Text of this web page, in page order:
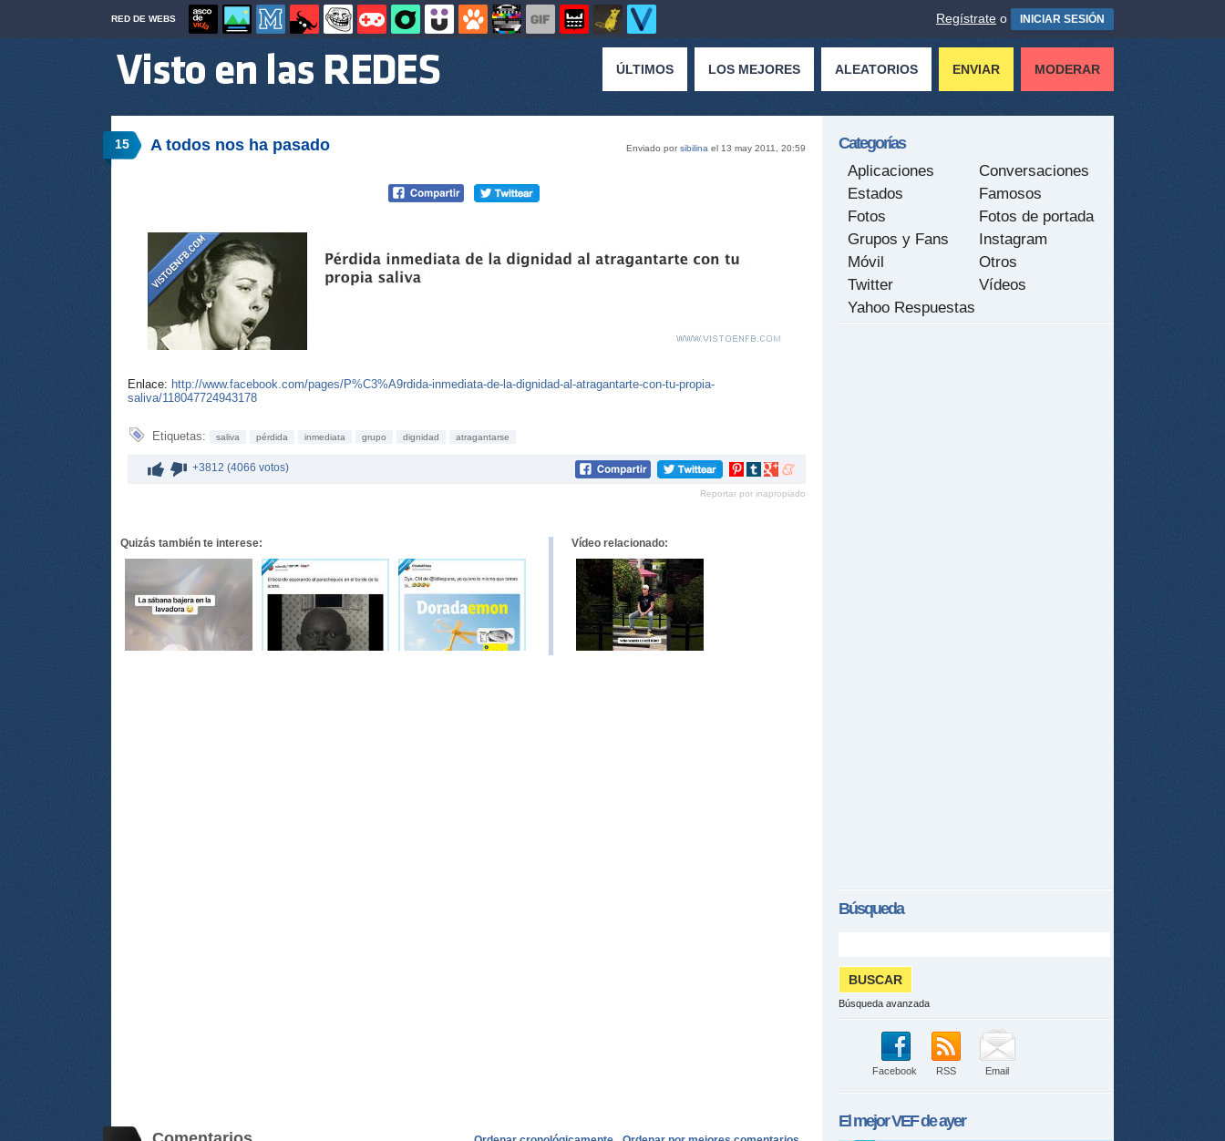
RED DE WEBS Regístrate o INICIAR SESIÓN
ÚLTIMOS LOS MEJORES ALEATORIOS ENVIAR MODERAR
15 Enviado porsibilina el 13 may 2011, 20:59
A todos nos ha pasado
Enlace: http://www.facebook.com/pages/P%C3%A9rdida-inmediata-de-la-dignidad-al-atragantarte-con-tu-propia-
saliva/118047724943178
Etiquetas: saliva pérdida inmediata grupo dignidad atragantarse
+3812 (4066 votos)
Compartir
Pinterest
Compartir
tumblr
Compartir
Google+
Compartir
meneame
Reportar por inapropiado
Quizás también te interese: Vídeo relacionado:
Categorías
Aplicaciones
Conversaciones
Estados
Famosos
Fotos
Fotos de portada
Grupos y Fans
Instagram
Móvil
Otros
Twitter
Vídeos
Yahoo Respuestas
Búsqueda
Búsqueda avanzada
Facebook RSS Email
El mejorVEFde ayer